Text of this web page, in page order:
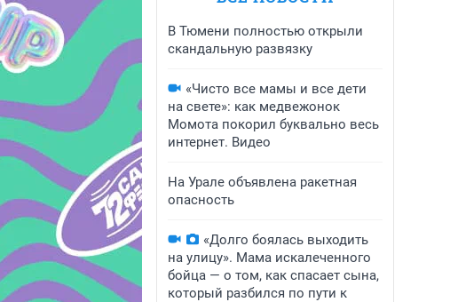
В Тюмени полностью открыли
скандальную развязку
«Чисто все мамы и все дети
на свете»: как медвежонок
Момота покорил буквально весь
интернет. Видео
На Урале объявлена ракетная
опасность
«Долго боялась выходить
на улицу». Мама искалеченного
бойца — о том, как спасает сына,
который разбился по пути к